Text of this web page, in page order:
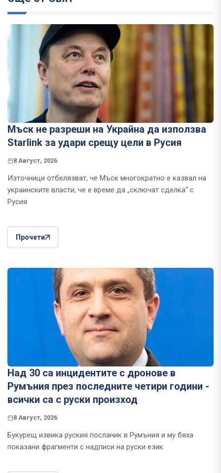
Мъск не разреши на Украйна да използва
Starlink за удари срещу цели в Русия
8 Август, 2026
Източници отбелязват, че Мъск многократно е казвал на
украинските власти, че е време да „сключат сделка“ с
Русия
Прочети
Над 30 са инцидентите с дронове в
Румъния през последните четири години -
всички са с руски произход
8 Август, 2026
Букурещ извика руския посланик в Румъния и му бяха
показани фрагменти с надписи на руски език